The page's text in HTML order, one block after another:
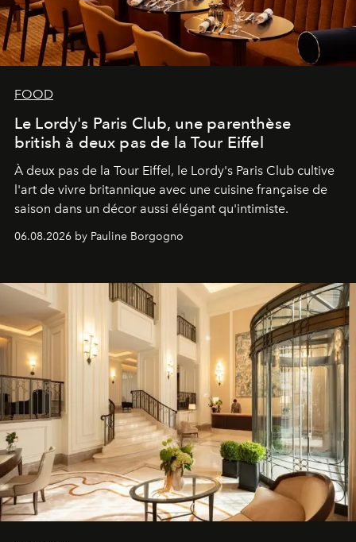
FOOD
Le Lordy's Paris Club, une parenthèse
british à deux pas de la Tour Eiffel
À deux pas de la Tour Eiffel, le Lordy's Paris Club cultive
l'art de vivre britannique avec une cuisine française de
saison dans un décor aussi élégant qu'intimiste.
06.08.2026 by Pauline Borgogno